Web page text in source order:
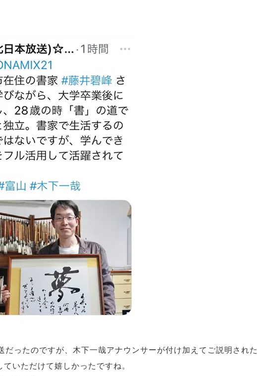
だったのですが、木下一哉アナウンサーが付け加えてご説明された
いただけて嬉しかったですね。